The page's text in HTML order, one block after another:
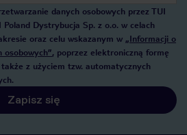
danych osobowych przez TUI
Poland Dystrybucja Sp. z o.o. w celach
oraz celu wskazanym w „Informacji o
osobowych”, poprzez elektroniczną formę
z użyciem tzw. automatycznych
Zapisz się